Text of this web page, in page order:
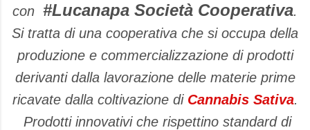
con #Lucanapa Società Cooperativa.
Si tratta di una cooperativa che si occupa della
produzione e commercializzazione di prodotti
derivanti dalla lavorazione delle materie prime
ricavate dalla coltivazione di Cannabis Sativa.
Prodotti innovativi che rispettino standard di